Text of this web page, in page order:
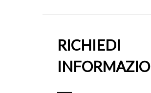
RICHIEDI